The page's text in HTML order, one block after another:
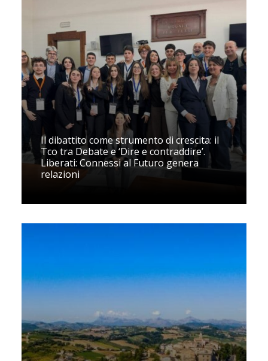
Il dibattito come strumento di crescita: il
Tco tra Debate e ‘Dire e contraddire’.
Liberati: Connessi al Futuro genera
relazioni